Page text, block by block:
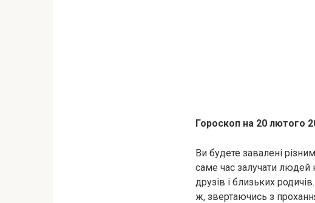
Гороскоп на 20 лютого
Ви будете завалені
саме час залучати людей
друзів і близьких
ж, звертаючись з